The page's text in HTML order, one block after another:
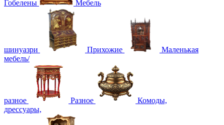
Гобелены Мебель
шинуазри Прихожие
Маленькая
мебель/
разное Разное
Комоды,
дрессуары,